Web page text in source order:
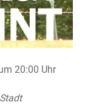
20:00 Uhr